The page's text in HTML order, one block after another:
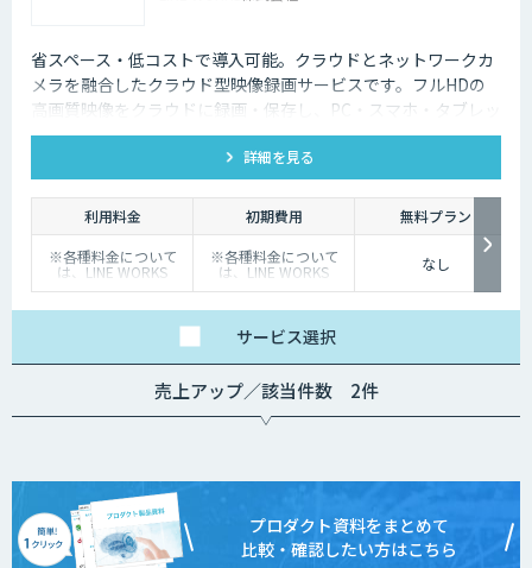
省スペース・低コストで導入可能。クラウドとネットワークカ
メラを融合したクラウド型映像録画サービスです。フルHDの
高画質映像をクラウドに録画・保存し、PC・スマホ・タブレッ
トからいつでもどこでも確認可能。省スペース・低コストで導
入でき、安定した品質と柔軟な運用性を兼ね備えています。
詳細を見る
利用料金 初期費用
無料プラン
※各種料金について
は、LINE WORKS
Visionの販売店までお
※各種料金について
は、LINE WORKS
Visionの販売店までお
なし
サービス選択
売上アップ／該当件数 2件
プロダクト資料をまとめて
比較・確認したい方はこちら